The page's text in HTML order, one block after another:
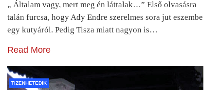
„ Általam vagy, mert meg én láttalak…” Első olvasásra
talán furcsa, hogy Ady Endre szerelmes sora jut eszembe
egy kutyáról. Pedig Tisza miatt nagyon is…
Read More
TIZENHETEDIK